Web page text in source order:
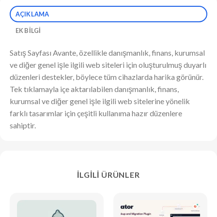
AÇIKLAMA
EK BILGI
Satış Sayfası Avante, özellikle danışmanlık, finans, kurumsal
ve diğer genel işle ilgili web siteleri için oluşturulmuş duyarlı
düzenleri destekler, böylece tüm cihazlarda harika görünür.
Tek tıklamayla içe aktarılabilen danışmanlık, finans,
kurumsal ve diğer genel işle ilgili web sitelerine yönelik
farklı tasarımlar için çeşitli kullanıma hazır düzenlere
sahiptir.
İLGILI ÜRÜNLER